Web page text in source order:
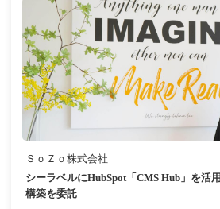
ＳｏＺｏ株式会社
シーラベルにHubSpot「CMS Hub」を活
構築を委託